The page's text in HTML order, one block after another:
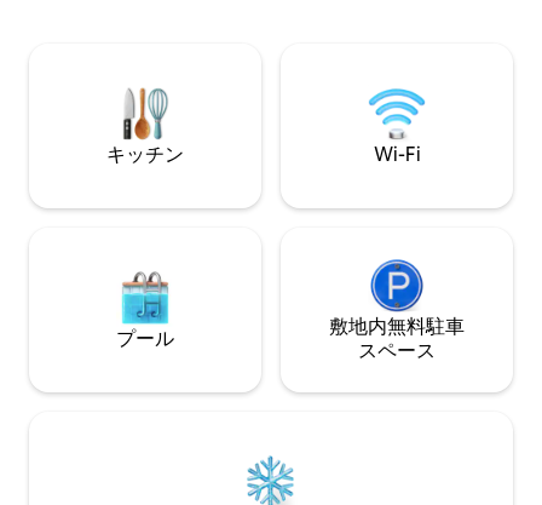
to food, slopes, tubing hill, and
が、ペットはお断
いコンロを設置し
キッチン Wi-Fi
プール
敷地内無料駐⁠車
ス⁠ペ⁠ー⁠ス